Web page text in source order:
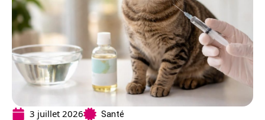
3 juillet 2026 Santé